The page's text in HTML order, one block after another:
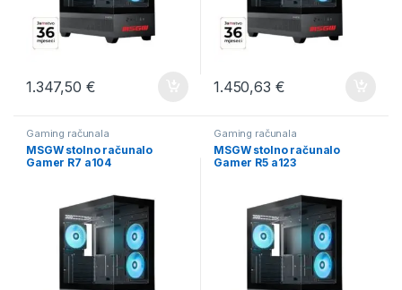
1.347,50 € 1.450,63 €
Gaming računala
MSGW stolno računalo
Gamer R7 a104
Gaming računala
MSGW stolno računalo
Gamer R5 a123